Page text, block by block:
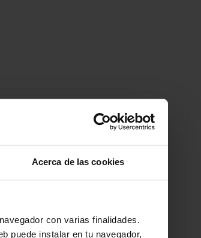
Acerca de las cookies
con varias finalidades.
puede instalar en tu navegador,